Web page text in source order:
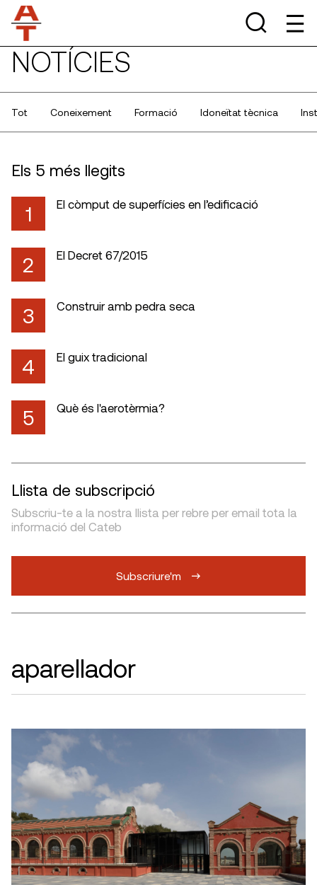
NOTÍCIES
Tot Coneixement Formació Idoneïtat tècnica
Els 5 més llegits
1 El còmput de superfícies en l’edificació
2 El Decret 67/2015
3 Construir amb pedra seca
4 El guix tradicional
5 Què és l'aerotèrmia?
Llista de subscripció
Subscriu-te a la nostra llista per rebre per email tota la
informació del Cateb
Subscriure'm
aparellador